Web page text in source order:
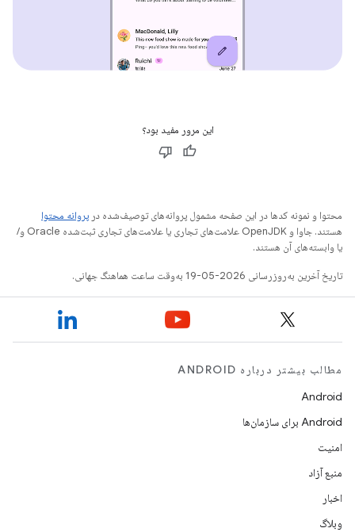
این مرور مفید بود؟
محتوا و نمونه کدها در این صفحه مشمول پروانه‌های توصیف‌شده در پروانه محتوا
هستند. جاوا و OpenJDK علامت‌های تجاری یا علامت‌های تجاری ثبت‌شده Oracle و/
یا وابسته‌های آن هستند.
تاریخ آخرین به‌روزرسانی 2026-05-19 به‌وقت ساعت هماهنگ جهانی.
مطالب بیشتر درباره ANDROID
Android
Android برای سازمان‌ها
امنیت
منبع آزاد
اخبار
وبلاگ